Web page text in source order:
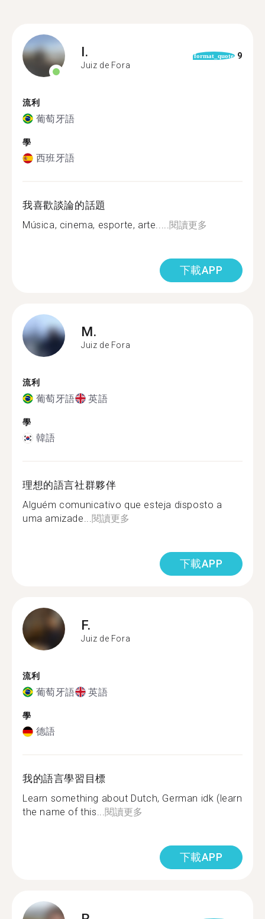
I.
Juiz de Fora
format_quote 9
流利
葡萄牙語
學
西班牙語
我喜歡談論的話題
Música, cinema, esporte, arte.....閱讀更多
下載APP
M.
Juiz de Fora
流利
葡萄牙語 英語
學
韓語
理想的語言社群夥伴
Alguém comunicativo que esteja disposto a
uma amizade...閱讀更多
下載APP
F.
Juiz de Fora
流利
葡萄牙語 英語
學
德語
我的語言學習目標
Learn something about Dutch, German idk (learn
the name of this...閱讀更多
下載APP